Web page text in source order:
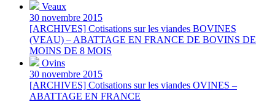
Veaux
30 novembre 2015
[ARCHIVES] Cotisations sur les viandes BOVINES
(VEAU) – ABATTAGE EN FRANCE DE BOVINS DE
MOINS DE 8 MOIS
Ovins
30 novembre 2015
[ARCHIVES] Cotisations sur les viandes OVINES –
ABATTAGE EN FRANCE